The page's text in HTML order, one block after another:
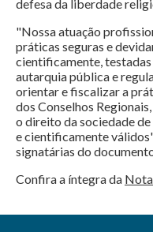
defesa da liberdade
"Nossa atuação
práticas seguras e
cientificamente, testadas
autarquia pública e
orientar e fiscalizar a
dos Conselhos
o direito da sociedade
e cientificamente
signatárias do
Confira a íntegra da